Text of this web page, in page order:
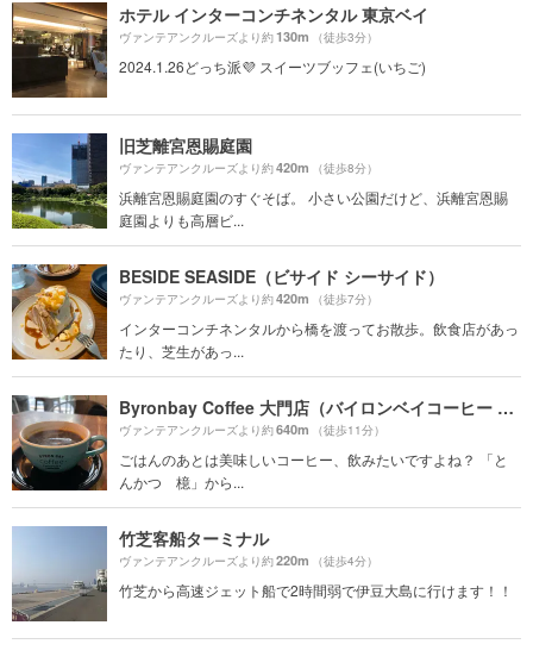
ホテル インターコンチネンタル 東京ベイ
ヴァンテアンクルーズより約130m （徒歩3分）
2024.1.26どっち派💜 スイーツブッフェ(いちご)
旧芝離宮恩賜庭園
ヴァンテアンクルーズより約420m （徒歩8分）
浜離宮恩賜庭園のすぐそば。 小さい公園だけど、浜離宮恩賜
庭園よりも高層ビ...
BESIDE SEASIDE（ビサイド シーサイド）
ヴァンテアンクルーズより約420m （徒歩7分）
インターコンチネンタルから橋を渡ってお散歩。飲食店があっ
たり、芝生があっ...
Byronbay Coffee 大門店（バイロンベイコーヒー 大門店）
ヴァンテアンクルーズより約640m （徒歩11分）
ごはんのあとは美味しいコーヒー、飲みたいですよね？ 「と
んかつ 檍」から...
竹芝客船ターミナル
ヴァンテアンクルーズより約220m （徒歩4分）
竹芝から高速ジェット船で2時間弱で伊豆大島に行けます！！